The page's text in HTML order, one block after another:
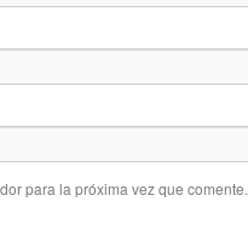
para la próxima vez que comente.